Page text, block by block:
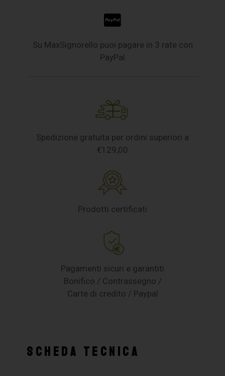
Su MaxSignorello puoi pagare in 3 rate con
PayPal
Spedizione gratuita per ordini superiori a
€129,00
Prodotti certificati
Pagamenti sicuri e garantiti
Bonifico / Contrassegno /
Carte di credito / Paypal
SCHEDA TECNICA